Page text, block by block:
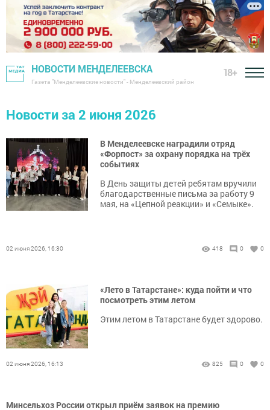
НОВОСТИ МЕНДЕЛЕЕВСКА
Газета "Менделеевские новости" - Менделеевский район
18+
Новости за 2 июня 2026
В Менделеевске наградили отряд
«Форпост» за охрану порядка на трёх
событиях
В День защиты детей ребятам вручили
благодарственные письма за работу 9
мая, на «Цепной реакции» и «Семыке».
02 июня 2026, 16:30 418 0 0
«Лето в Татарстане»: куда пойти и что
посмотреть этим летом
Этим летом в Татарстане будет здорово.
02 июня 2026, 16:13 825 0 0
Минсельхоз России открыл приём заявок на премию